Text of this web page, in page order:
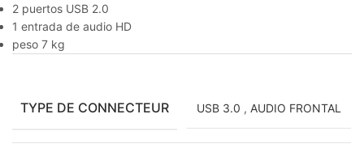
2 puertos USB 2.0
1 entrada de audio HD
peso 7 kg
TYPE DE CONNECTEUR USB 3.0 , AUDIO FRONTAL